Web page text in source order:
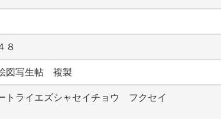
８
図写生帖　複製
トライエズシャセイチョウ　フクセイ